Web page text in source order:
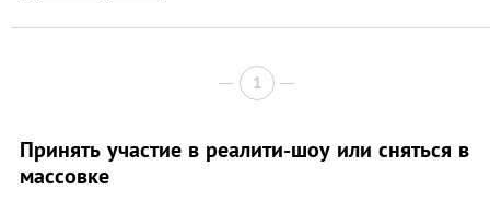
1
Принять участие в реалити-шоу или сняться в
массовке